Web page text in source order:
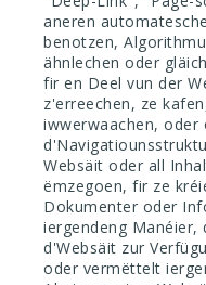
aneren
benotzen,
ähnlechen oder
fir en Deel vun der
z'erreechen, ze
iwwerwaachen, oder
Websäit oder all
ëmzegoen, fir ze
Dokumenter oder
iergendeng Manéier,
d'Websäit zur
oder vermëttelt